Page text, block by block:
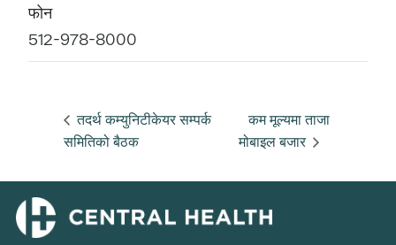
फोन
512-978-8000
तदर्थ कम्युनिटीकेयर सम्पर्क
समितिको बैठक
कम मूल्यमा ताजा
मोबाइल बजार